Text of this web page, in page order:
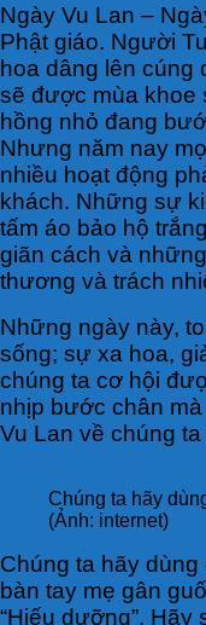
Ngày Vu Lan –
Phật giáo. Người
hoa dâng lên cúng
sẽ được mùa khoe
hồng nhỏ đang
Nhưng năm nay
nhiều hoạt động
khách. Những sự
tấm áo bảo hộ
giãn cách và
thương và trách
Những ngày này,
sống; sự xa hoa,
chúng ta cơ hội
nhịp bước chân
Vu Lan về chúng
Chúng ta hãy
(Ảnh: internet)
Chúng ta hãy
bàn tay mẹ gân
“Hiếu dưỡng”.